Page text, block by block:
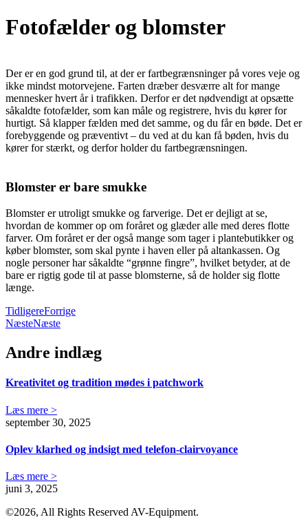
Fotofælder og blomster
Der er en god grund til, at der er fartbegrænsninger på vores veje og
ikke mindst motorvejene. Farten dræber desværre alt for mange
mennesker hvert år i trafikken. Derfor er det nødvendigt at opsætte
såkaldte fotofælder, som kan måle og registrere, hvis du kører for
hurtigt. Så klapper fælden med det samme, og du får en bøde. Det er
forebyggende og præventivt – du ved at du kan få bøden, hvis du
kører for stærkt, og derfor holder du fartbegrænsningen.
Blomster er bare smukke
Blomster er utroligt smukke og farverige. Det er dejligt at se,
hvordan de kommer op om foråret og glæder alle med deres flotte
farver. Om foråret er der også mange som tager i plantebutikker og
køber blomster, som skal pynte i haven eller på altankassen. Og
nogle personer har såkaldte “grønne fingre”, hvilket betyder, at de
bare er rigtig gode til at passe blomsterne, så de holder sig flotte
længe.
TidligereForrige
NæsteNæste
Andre indlæg
Kreativitet og tradition mødes i patchwork
Læs mere >
september 30, 2025
Oplev klarhed og indsigt med telefon-clairvoyance
Læs mere >
juni 3, 2025
©2026, All Rights Reserved AV-Equipment.